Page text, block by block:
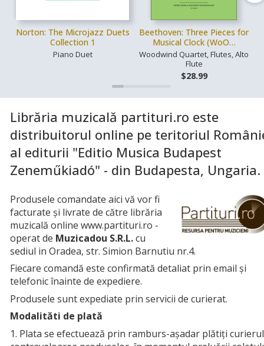
Norton: The Microjazz Duets
Collection 1
Piano Duet
Beethoven: Three Pieces for
Musical Clock (WoO…
Woodwind Quartet, Flutes, Alto
Flute
$28.99
Librăria muzicală partituri.ro este
distribuitorul online pe teritoriul
al editurii "Editio Musica Budapest
Zeneműkiadó" - din Budapesta, Ungaria.
Produsele comandate aici vă vor fi
facturate și livrate de către librăria
muzicală online www.partituri.ro -
operat de Muzicadou S.R.L.cu
sediul in Oradea, str. Simion Barnutiu nr.4.
Fiecare comandă este confirmată detaliat prin email și
telefonic înainte de expediere.
Produsele sunt expediate prin servicii de curierat.
Modalităti de plată
1. Plata se efectuează prin ramburs-așadar plătiți